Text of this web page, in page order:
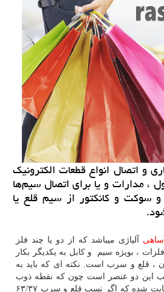
و اتصال انواع قطعات الكترونیك
، مدارات و یا برای اتصال سیم‌ها
سوكت و كانكتور از سیم قلع یا
آلیاژی میباشد که از دو یا چند فلز
، بویژه سیم و کابل به یکدیگر بکار
، قلع و سرب است. نکته ای که باید به
این دو عنصر است چون که نقطه ذوب
لحیم را مشخص می کند. ثابت شده که اگر نسب قلع و سرب ۶۳/۳۷